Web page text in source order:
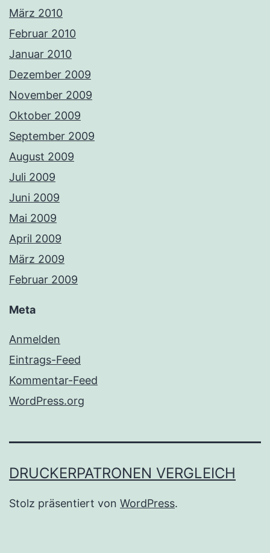
März 2010
Februar 2010
Januar 2010
Dezember 2009
November 2009
Oktober 2009
September 2009
August 2009
Juli 2009
Juni 2009
Mai 2009
April 2009
März 2009
Februar 2009
Meta
Anmelden
Eintrags-Feed
Kommentar-Feed
WordPress.org
DRUCKERPATRONEN VERGLEICH
Stolz präsentiert von WordPress.